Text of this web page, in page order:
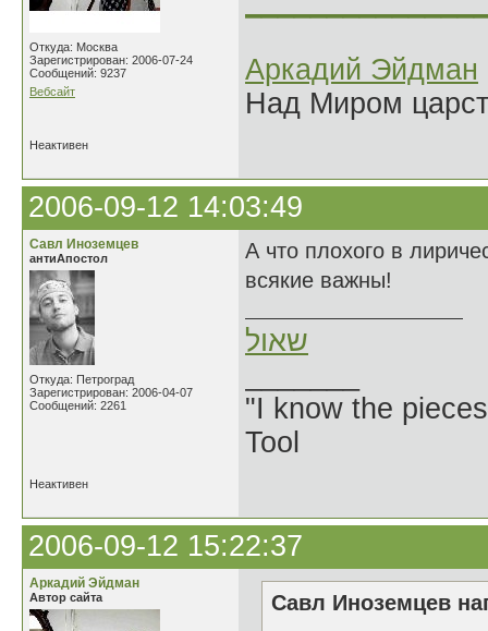
Откуда: Москва
Зарегистрирован: 2006-07-24
Сообщений: 9237
Вебсайт
Аркадий Эйдман
Над Миром
Неактивен
2006-09-12 14:03:49
Савл Иноземцев
антиАпостол
Откуда: Петроград
Зарегистрирован: 2006-04-07
Сообщений: 2261
А что плохого в
всякие важны!
שאול
"I know the
Tool
Неактивен
2006-09-12 15:22:37
Аркадий Эйдман
Автор сайта
Савл Иноземцев